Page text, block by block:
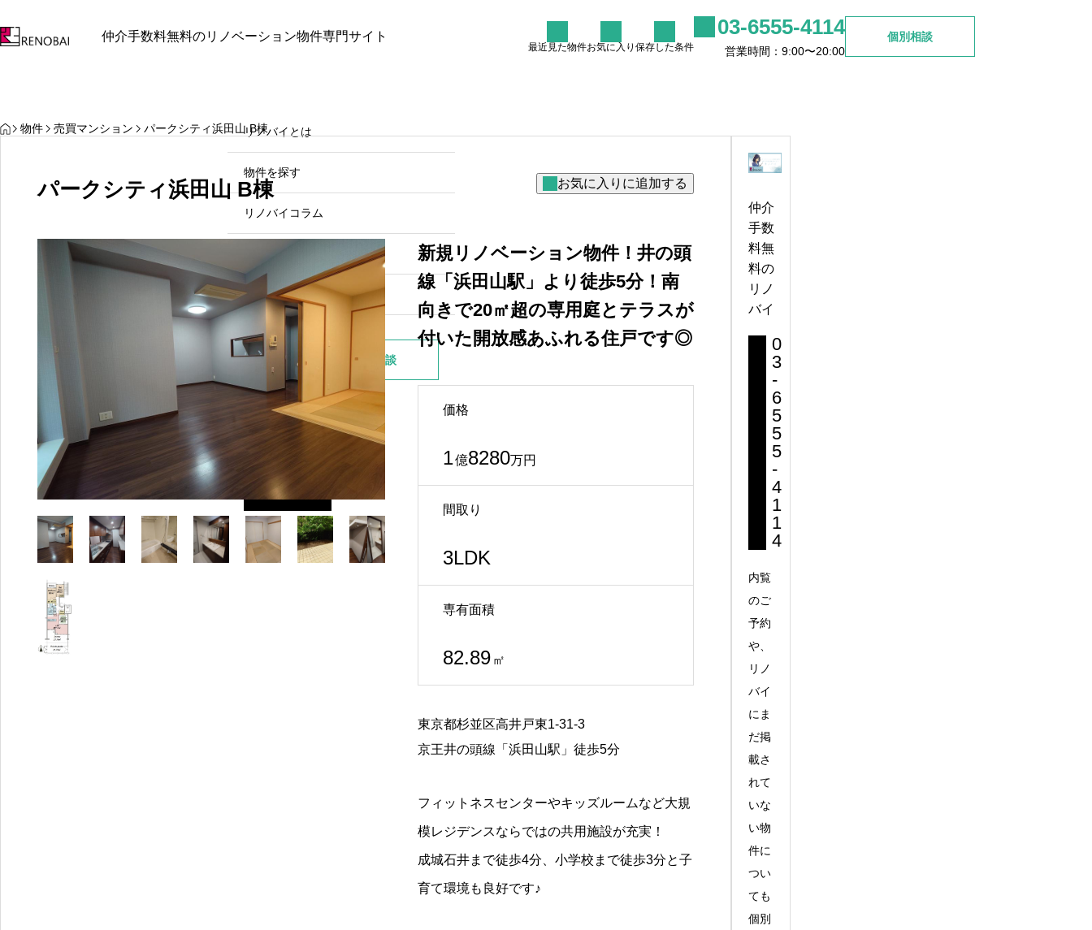
リノバイとは
物件を探す
リノバイコラム
お問い合わせ
03-
655
5-
411
4
営業時間：
9:00〜20:00
個別相談
仲介手数料無料のリノベーション物件専門サイト
最近見た物件お気に入り保存した条件
03-6555-4114
営業時間：9:00〜20:00
個別相談
中野区中野坂上周辺で見つけ
る理想のリノベマンション
HOME
物件 売買マンション パークシティ浜田山 B棟
パークシティ浜田山 B棟
新規リノベーション物件！井の頭
線「浜田山駅」より徒歩5分！南
向きで20㎡超の専用庭とテラスが
付いた開放感あふれる住戸です◎
価格
1億8280万円
間取り
3LDK
専有面積
82.89 ㎡
東京都杉並区高井戸東1-31-3
京王井の頭線「浜田山駅」徒歩5分
フィットネスセンターやキッズルームなど大規
模レジデンスならではの共用施設が充実！
成城石井まで徒歩4分、小学校まで徒歩3分と子
育て環境も良好です♪
仲介
手数
料無
料の
リノ
バイ
0
3
-
6
5
5
5
-
4
1
1
4
内覧
のご
予約
や、
リノ
バイ
にま
だ掲
載さ
れて
いな
い物
件に
つい
ても
個別